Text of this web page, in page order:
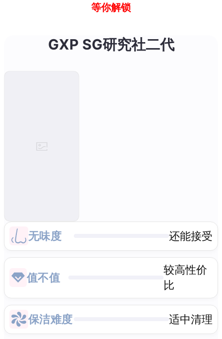
等你解锁
GXP SG研究社二代
无味度 还能接受
值不值
较高性价
比
保洁难度 适中清理